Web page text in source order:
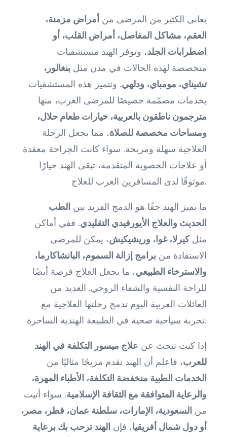
يعاني الكثير من المرضى من أمراض مزمنة،
العقم، مشاكل المفاصل، أمراض القلب، أو
اضطرابات الجلد، وتوفر الهند مستشفيات
متخصصة لهذه الحالات في مدن مثل بنغالور،
تشيناي، مومباي، ودلهي. وتتميز هذه المستشفيات
بخدمات مصمّمة خصيصًا للمرضى العرب، منها
مترجمون ناطقون بالعربية، خيارات طعام حلال،
ومساحات مخصصة للصلاة، مما يجعل الرحلة
العلاجية سهلة ومريحة. سواء كانت الجراحة معقدة
أو علاجات الخصوبة المتقدمة، تبقى الهند خيارًا
موثوقًا لدى المسافرين العرب للعلاج.
ما يميز الهند حقًا هو الدمج الفريد بين الطب
الحديث والعلاج الأيورفيدي التقليدي. ففي أماكن
مثلكيرلا، غوا، وريشيكيش، يمكن للمرضى
الاستفادة من برامج إزالة السموم، البانشاكارما،
والاسترخاء الطبيعي، ما يجعل العلاج فرصة أيضًا
للراحة النفسية والشفاء الروحي. العديد من
العائلات العربية اليوم تدمج رحلتها العلاجية مع
تجربة سياحية صحية في الطبيعة الهندية الساحرة.
إذا كنت تبحث عن علاج ميسور التكلفة في الهند
للعرب، فاعلم أن الهند تقدم مزيجًا مثاليًا من
الخدمات الطبية منخفضة التكلفة، الأطباء المهرة،
والرعاية المتوافقة مع الثقافة الإسلامية. سواء أتيت
من السعودية، الإمارات، سلطنة عمان، قطر، مصر،
أو دول شمال أفريقيا، فإن الهند ترحب بك برعاية